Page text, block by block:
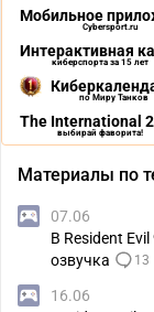
Мобильное
Cybersport.ru
Интерактивная
киберспорта за 15 лет
по Миру Танков
The International
выбирай фаворита!
Материалы по
07.06
В Resident
озвучка
13
16.06